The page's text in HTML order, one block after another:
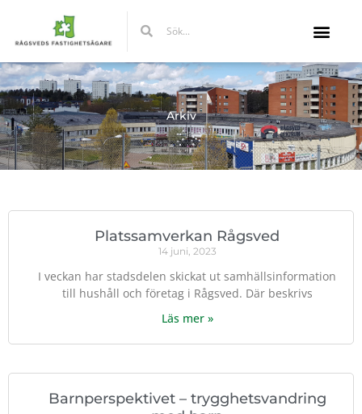
innehåll
Arkiv
Platssamverkan Rågsved
14 juni, 2023
I veckan har stadsdelen skickat ut samhällsinformation
till hushåll och företag i Rågsved. Där beskrivs
Läs mer »
Barnperspektivet – trygghetsvandring